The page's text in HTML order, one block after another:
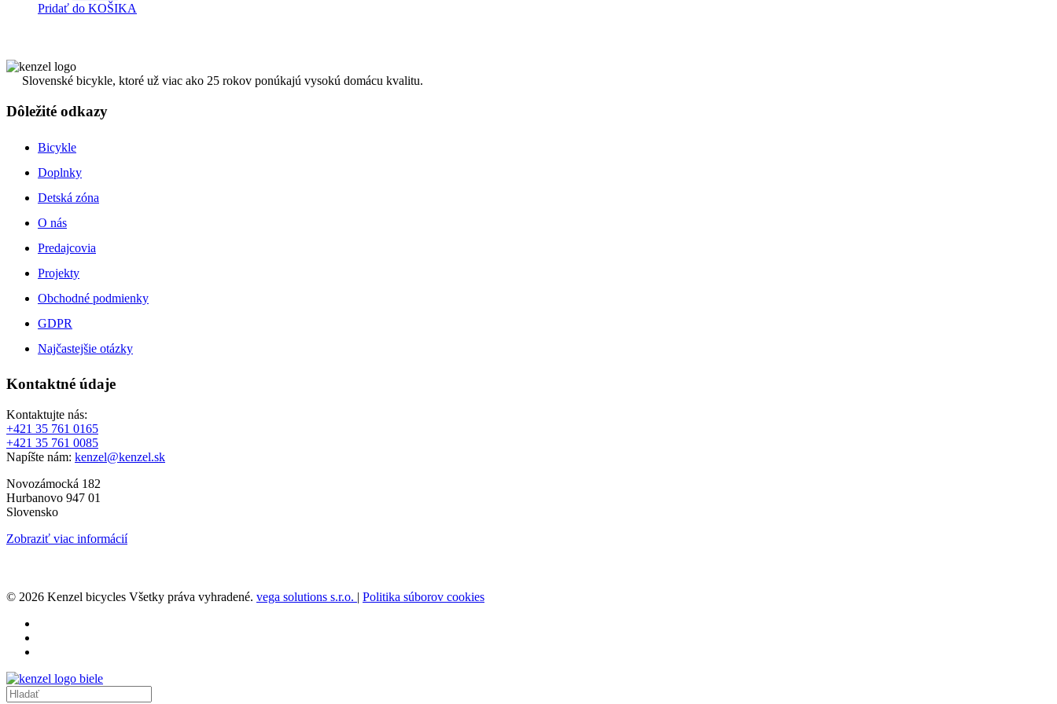
Pridať do KOŠIKA
Slovenské bicykle, ktoré už viac ako 25 rokov ponúkajú vysokú domácu kvalitu.
Dôležité odkazy
Bicykle
Doplnky
Detská zóna
O nás
Predajcovia
Projekty
Obchodné podmienky
GDPR
Najčastejšie otázky
Kontaktné údaje
Kontaktujte nás:
+421 35 761 0165
+421 35 761 0085
Napíšte nám: kenzel@kenzel.sk
Novozámocká 182
Hurbanovo 947 01
Slovensko
Zobraziť viac informácií
© 2026 Kenzel bicycles Všetky práva vyhradené. vega solutions s.r.o. | Politika súborov cookies